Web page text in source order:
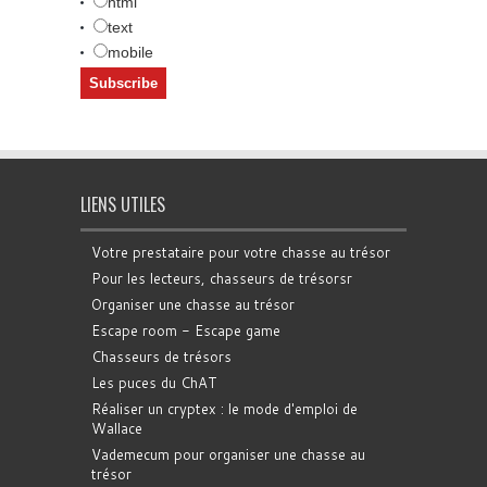
text
mobile
LIENS UTILES
Votre prestataire pour votre chasse au trésor
Pour les lecteurs, chasseurs de trésorsr
Organiser une chasse au trésor
Escape room - Escape game
Chasseurs de trésors
Les puces du ChAT
Réaliser un cryptex : le mode d'emploi de
Wallace
Vademecum pour organiser une chasse au
trésor